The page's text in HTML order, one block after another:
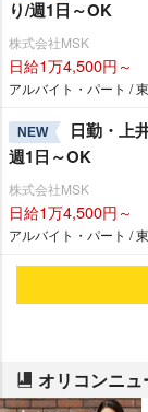
り/週1日～OK
株式会社MSK
日給1万4,500円～
アルバイト・パート /
NEW
日勤・上
週1日～OK
株式会社MSK
日給1万4,500円～
アルバイト・パート /
オリコンニ